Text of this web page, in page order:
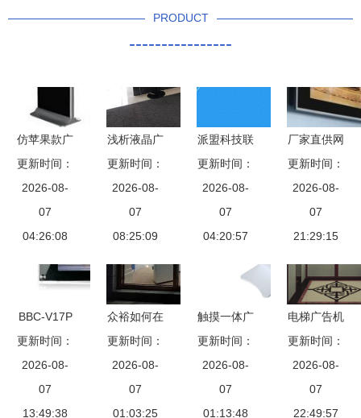
PRODUCT
----------------
仿苹果款广
告机相关产
品推荐
更新时间：
2026-08-
07
04:26:08
浅析液晶广
告机无法读
取存储卡内
容如何解决
更新时间：
2026-08-
07
08:25:09
派盟科技联
合大众网及
山东产研院
发布聚合支
付广告机，
更新时间：
2026-08-
07
04:20:57
厂家直供网
络广告机
打造高清智
能传播新体
验
更新时间：
2026-08-
07
21:29:15
BBC-V17P
揭秘17寸液
晶广告机的
核心配置与
商业潜力
更新时间：
2026-08-
07
13:49:38
众裕如何在
激烈竞争中
借助高清液
晶网络双面
立式广告机
更新时间：
2026-08-
07
01:03:25
触摸一体广
告机的商业
价值所在
更新时间：
2026-08-
07
01:13:48
电梯广告机
安装全流程
指南
更新时间：
2026-08-
07
22:49:57